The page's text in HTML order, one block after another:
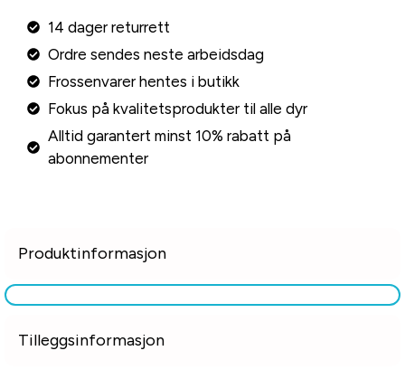
14 dager returrett
Ordre sendes neste arbeidsdag
Frossenvarer hentes i butikk
Fokus på kvalitetsprodukter til alle dyr
Alltid garantert minst 10% rabatt på
abonnementer
Produktinformasjon
Tilleggsinformasjon